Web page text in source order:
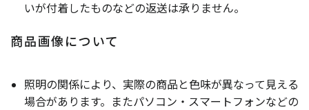
いが付着したものなどの返送は承りません。
商品画像について
照明の関係により、実際の商品と色味が異なって見える
場合があります。またパソコン・スマートフォンなどの